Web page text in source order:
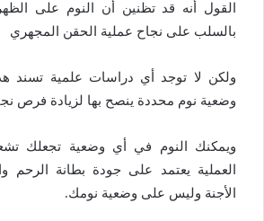
القول أنه قد تظنين أن النوم على
بالسلب على نجاح عملية الحقن المجهري
ولكن لا توجد أي دراسات علمية تسند
وضعية نوم محددة ينصح بها لزيادة فرص
ويمكنك النوم في أي وضعية تجعلك
العملية يعتمد على جودة بطانة الرحم
الأجنة وليس على وضعية نومك.